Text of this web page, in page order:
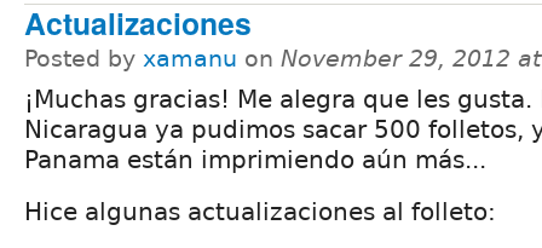
Actualizaciones
Posted by xamanu on November 29, 2012
¡Muchas gracias! Me alegra que les gusta.
Nicaragua ya pudimos sacar 500 folletos,
Panama están imprimiendo aún más...
Hice algunas actualizaciones al folleto: